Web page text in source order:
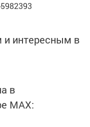
интересным в
в
MАХ: